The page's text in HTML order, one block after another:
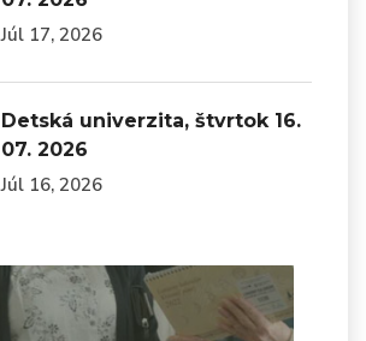
Júl 17, 2026
Detská univerzita, štvrtok 16.
07. 2026
Júl 16, 2026